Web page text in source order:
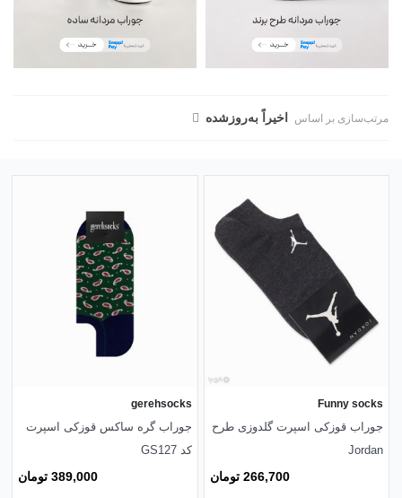
مرتب‌سازی بر اساس اخیراً به‌روز‌شده
Funny socks
جوراب قوزکی اسپرت گلدوزی طرح
Jordan
266,700 تومان
gerehsocks
جوراب گره ساکس قوزکی اسپرت
کد GS127
389,000 تومان